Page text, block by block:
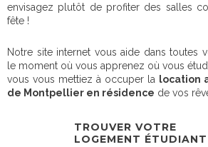
envisagez plutôt de profiter des salles
fête !
Notre site internet vous aide dans toutes
le moment où vous apprenez où vous
vous vous mettiez à occuper la location
de Montpellier en résidence de vos
TROUVER VOTRE
LOGEMENT